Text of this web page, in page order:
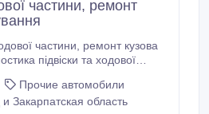
частини, ремонт
ремонт кузова
(шарнірів рівних кутових
Прочие автомобили
Закарпатская область